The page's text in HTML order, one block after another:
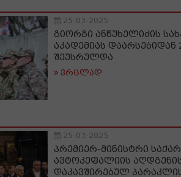
25-03-2025
გიორგი ანწუხელიძის
აკადემიას დაარსებიდან
შეუსრულდა
ვრცლად
25-03-2025
პრემიერ-მინისტრი
ავტოკეფალიის
დაკავშირებულ